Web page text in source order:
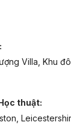
Villa, Khu
thuật: